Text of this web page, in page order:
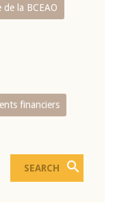
de la BCEAO
financiers